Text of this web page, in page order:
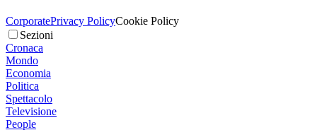
CorporatePrivacy PolicyCookie Policy
Sezioni
Cronaca
Mondo
Economia
Politica
Spettacolo
Televisione
People